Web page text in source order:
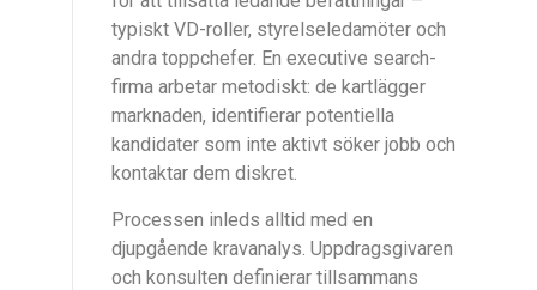
typiskt VD-roller, styrelseledamöter och
andra toppchefer. En executive search-
firma arbetar metodiskt: de kartlägger
marknaden, identifierar potentiella
kandidater som inte aktivt söker jobb och
kontaktar dem diskret.
Processen inleds alltid med en
djupgående kravanalys. Uppdragsgivaren
och konsulten definierar tillsammans